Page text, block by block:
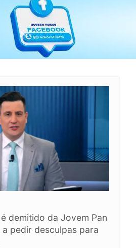
demitido da Jovem Pan
pedir desculpas para